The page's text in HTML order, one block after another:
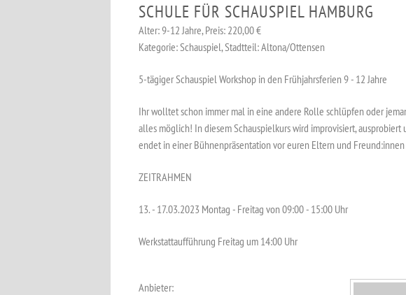
SCHULE FÜR SCHAUSPIEL HAMBURG
Alter: 9-12 Jahre, Preis: 220,00 €
Kategorie: Schauspiel, Stadtteil: Altona/Ottensen
5-tägiger Schauspiel Workshop in den Frühjahrsferien 9 - 12 Jahre
Ihr wolltet schon immer mal in eine andere Rolle schlüpfen oder
alles möglich! In diesem Schauspielkurs wird improvisiert, ausprobiert
endet in einer Bühnenpräsentation vor euren Eltern und Freund:innen
ZEITRAHMEN
13. - 17.03.2023 Montag - Freitag von 09:00 - 15:00 Uhr
Werkstattaufführung Freitag um 14:00 Uhr
Anbieter: